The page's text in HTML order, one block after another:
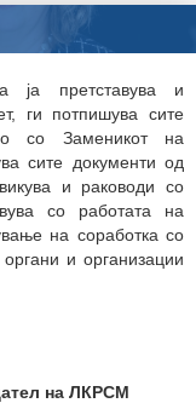
ја претставува и
ги потпишува сите
со Заменикот на
сите документи од
и раководи со
со работата на
на соработка со
и организации
на ЛКРСМ